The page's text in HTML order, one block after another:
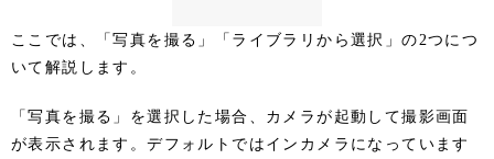
ここでは、「写真を撮る」「ライブラリから選択」の2つにつ
いて解説します。
「写真を撮る」を選択した場合、カメラが起動して撮影画面
が表示されます。デフォルトではインカメラになっています